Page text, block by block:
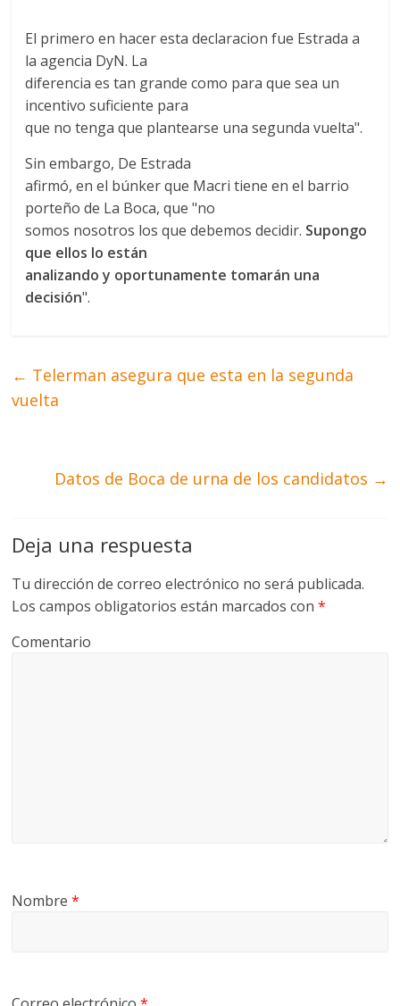
El primero en hacer esta declaracion fue Estrada a
la agencia DyN. La
diferencia es tan grande como para que sea un
incentivo suficiente para
que no tenga que plantearse una segunda vuelta".
Sin embargo, De Estrada
afirmó, en el búnker que Macri tiene en el barrio
porteño de La Boca, que "no
somos nosotros los que debemos decidir. Supongo
que ellos lo están
analizando y oportunamente tomarán una
decisión".
← Telerman asegura que esta en la segunda
vuelta
Datos de Boca de urna de los candidatos →
Deja una respuesta
Tu dirección de correo electrónico no será publicada.
Los campos obligatorios están marcados con*
Comentario
Nombre*